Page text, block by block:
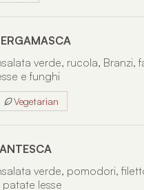
verde, rucola, Branzi,
e funghi
Vegetarian
verde, pomodori,
patate lesse